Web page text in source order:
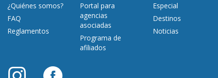
¿Quiénes somos?
FAQ
Reglamentos
Portal para
agencias
asociadas
Programa de
afiliados
Especial
Destinos
Noticias